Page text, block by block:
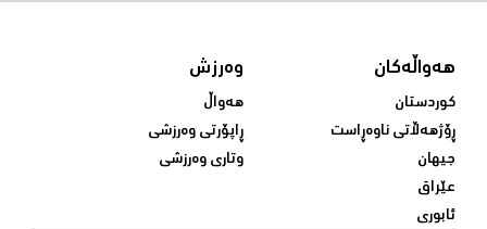
هەواڵەکان
کوردستان
ڕۆژهەڵاتی ناوەڕاست
جیهان
عێراق
ئابوری
وەرزش
هەواڵ
ڕاپۆرتی وەرزشی
وتاری وەرزشی